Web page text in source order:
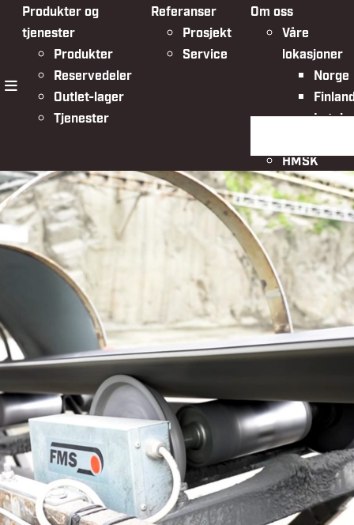
meny
Produkter og
tjenester
Produkter
Reservedeler
Outlet-lager
Tjenester
Referanser
Prosjekt
Service
Om oss
Våre
lokasjoner
Norge
Latvia
HMSK